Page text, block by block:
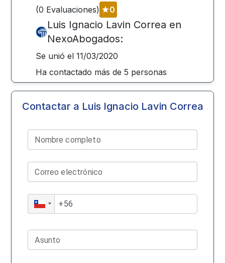
(0 Evaluaciones) 0
Luis Ignacio Lavin Correa en
NexoAbogados:
Se unió el 11/03/2020
Ha contactado más de5 personas
Contactar a Luis Ignacio Lavin Correa
Nombre completo
Correo electrónico
Asunto